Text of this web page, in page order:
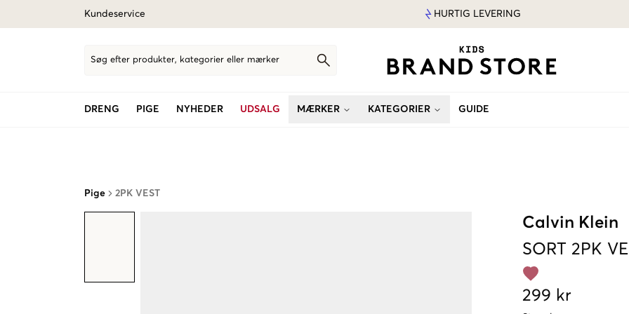
Kundeservice HURTIG LEVERING
Søg efter produkter, kategorier eller mærker
DRENG PIGE NYHEDER UDSALG MÆRKER KATEGORIER GUIDE
Pige 2PK VEST
Calvin Klein
SORT 2PK
299 kr